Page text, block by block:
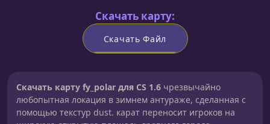
Скачать карту:
Скачать Файл
Скачать карту fy_polar для CS 1.6 чрезвычайно
любопытная локация в зимнем антураже, сделанная с
помощью текстур dust. карат переносит игроков на